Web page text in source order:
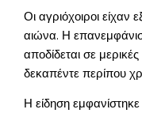
Οι αγριόχοιροι είχαν
αιώνα. Η
αποδίδεται σε
δεκαπέντε περίπου
Η είδηση